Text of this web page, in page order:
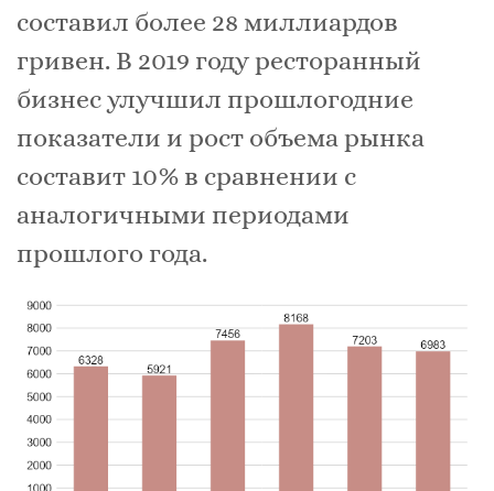
составил более 28 миллиардов
гривен. В 2019 году ресторанный
бизнес улучшил прошлогодние
показатели и рост объема рынка
составит 10% в сравнении с
аналогичными периодами
прошлого года.